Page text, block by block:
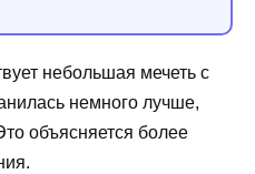
небольшая мечеть с
немного лучше,
объясняется более